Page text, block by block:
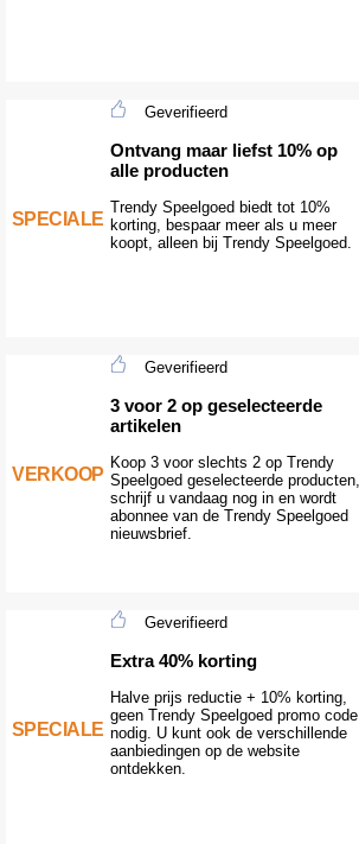
SPECIALE
Geverifieerd
Ontvang maar liefst 10% op
alle producten
Trendy Speelgoed biedt tot 10%
korting, bespaar meer als u meer
koopt, alleen bij Trendy Speelgoed.
VERKOOP
Geverifieerd
3 voor 2 op geselecteerde
artikelen
Koop 3 voor slechts 2 op Trendy
Speelgoed geselecteerde producten,
schrijf u vandaag nog in en wordt
abonnee van de Trendy Speelgoed
nieuwsbrief.
SPECIALE
Geverifieerd
Extra 40% korting
Halve prijs reductie + 10% korting,
geen Trendy Speelgoed promo code
nodig. U kunt ook de verschillende
aanbiedingen op de website
ontdekken.